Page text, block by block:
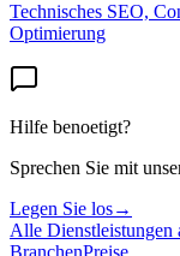
Technisches SEO,
Optimierung
Hilfe benoetigt?
Sprechen Sie mit
Legen Sie los→
Alle Dienstleistungen
BranchenPreise